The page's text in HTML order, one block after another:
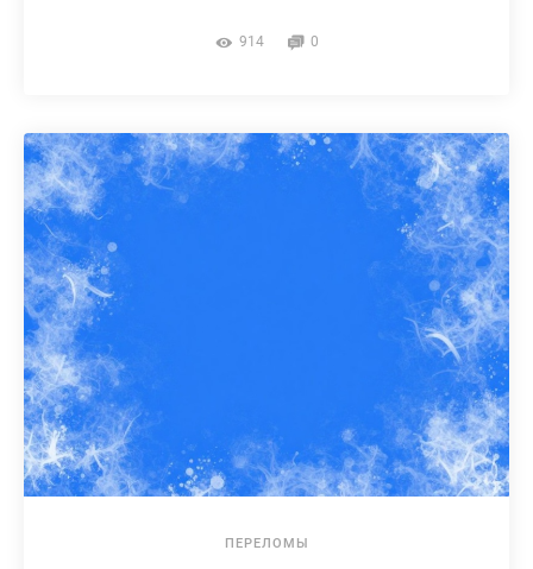
914 0
ПЕРЕЛОМЫ